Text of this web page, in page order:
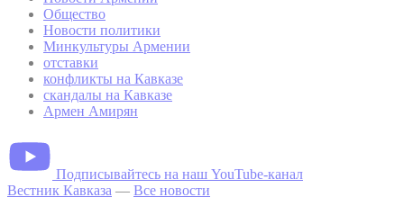
Общество
Новости политики
Минкультуры Армении
отставки
конфликты на Кавказе
скандалы на Кавказе
Армен Амирян
Подписывайтесь на наш YouTube-канал
Вестник Кавказа — Все новости